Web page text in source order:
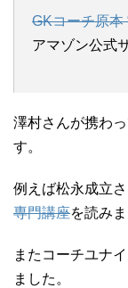
GKコーチ原本
アマゾン公式
澤村さんが携わ
す。
例えば松永成立
専門講座を読みま
またコーチユナ
ました。